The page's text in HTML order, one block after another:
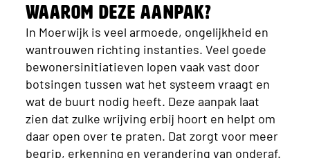
Waarom deze aanpak?
In Moerwijk is veel armoede, ongelijkheid en
wantrouwen richting instanties. Veel goede
bewonersinitiatieven lopen vaak vast door
botsingen tussen wat het systeem vraagt en
wat de buurt nodig heeft. Deze aanpak laat
zien dat zulke wrijving erbij hoort en helpt om
daar open over te praten. Dat zorgt voor meer
begrip, erkenning en verandering van onderaf.